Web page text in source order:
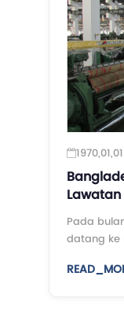
1970,01,01
Pada
datang ke
Walaupun